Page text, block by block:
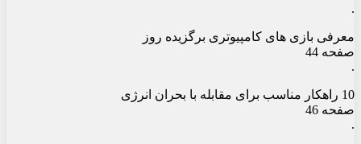
.
معرفی بازی های کامپیوتری برگزیده روز
صفحه 44
.
10 راهکار مناسب برای مقابله با بحران انرژی
صفحه 46
.